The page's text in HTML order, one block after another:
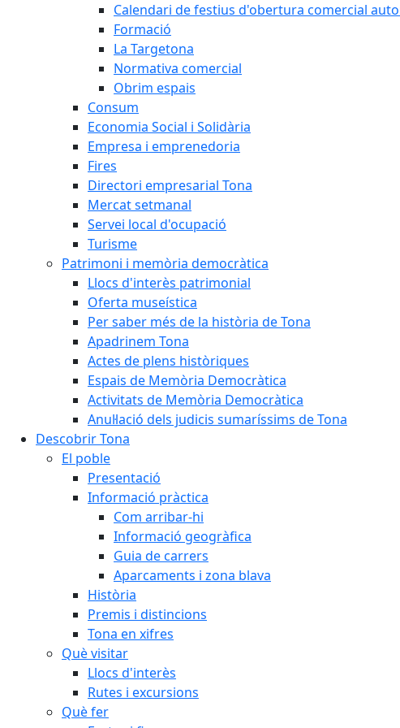
Calendari de festius d'obertura comercial
Formació
La Targetona
Normativa comercial
Obrim espais
Consum
Economia Social i Solidària
Empresa i emprenedoria
Fires
Directori empresarial Tona
Mercat setmanal
Servei local d'ocupació
Turisme
Patrimoni i memòria democràtica
Llocs d'interès patrimonial
Oferta museística
Per saber més de la història de Tona
Apadrinem Tona
Actes de plens històriques
Espais de Memòria Democràtica
Activitats de Memòria Democràtica
Anul·lació dels judicis sumaríssims de Tona
Descobrir Tona
El poble
Presentació
Informació pràctica
Com arribar-hi
Informació geogràfica
Guia de carrers
Aparcaments i zona blava
Història
Premis i distincions
Tona en xifres
Què visitar
Llocs d'interès
Rutes i excursions
Què fer